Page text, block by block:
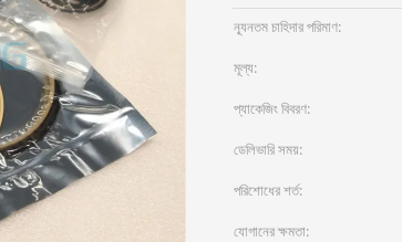
ন্যূনতম চাহিদার পরিমাণ:
মূল্য:
প্যাকেজিং বিবরণ:
ডেলিভারি সময়:
পরিশোধের শর্ত:
যোগানের ক্ষমতা: